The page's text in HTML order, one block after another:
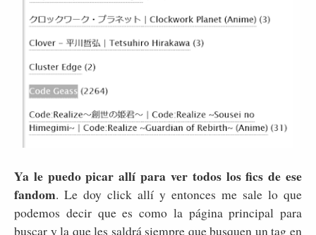
Ya le puedo picar allí para ver todos los fics de ese
fandom. Le doy click allí y entonces me sale lo que
podemos decir que es como la página principal para
buscar y la que les saldrá siempre que busquen un tag en